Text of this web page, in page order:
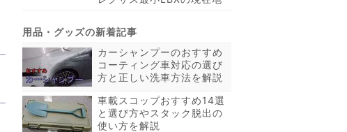
カーシャンプーのおすすめ
コーティング車対応の選び
方と正しい洗車方法を解説
車載スコップおすすめ14選
と選び方やスタック脱出の
使い方を解説